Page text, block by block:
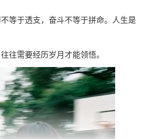
等于透支，奋斗不等于拼命。人生是
往需要经历岁月才能领悟。